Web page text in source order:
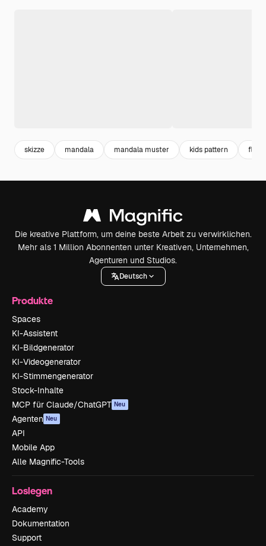
skizze mandala mandala muster kids pattern
Die kreative Plattform, um deine beste Arbeit zu verwirklichen.
Mehr als 1 Million Abonnenten unter Kreativen, Unternehmen,
Agenturen und Studios.
Deutsch
Produkte
Spaces
KI-Assistent
KI-Bildgenerator
KI-Videogenerator
KI-Stimmengenerator
Stock-Inhalte
MCP für Claude/ChatGPT Neu
Agenten Neu
API
Mobile App
Alle Magnific-Tools
Loslegen
Academy
Dokumentation
Support